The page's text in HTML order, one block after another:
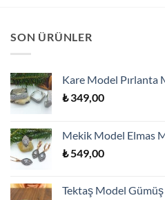
SON ÜRÜNLER
Kare Model Pırlanta
₺349,00
Mekik Model Elmas
₺549,00
Tektaş Model Gümüş